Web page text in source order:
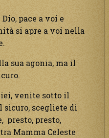
pace a voi e
si apre a voi nella
sua agonia, ma il
venite sotto il
sicuro, scegliete di
presto, presto,
Mamma Celeste